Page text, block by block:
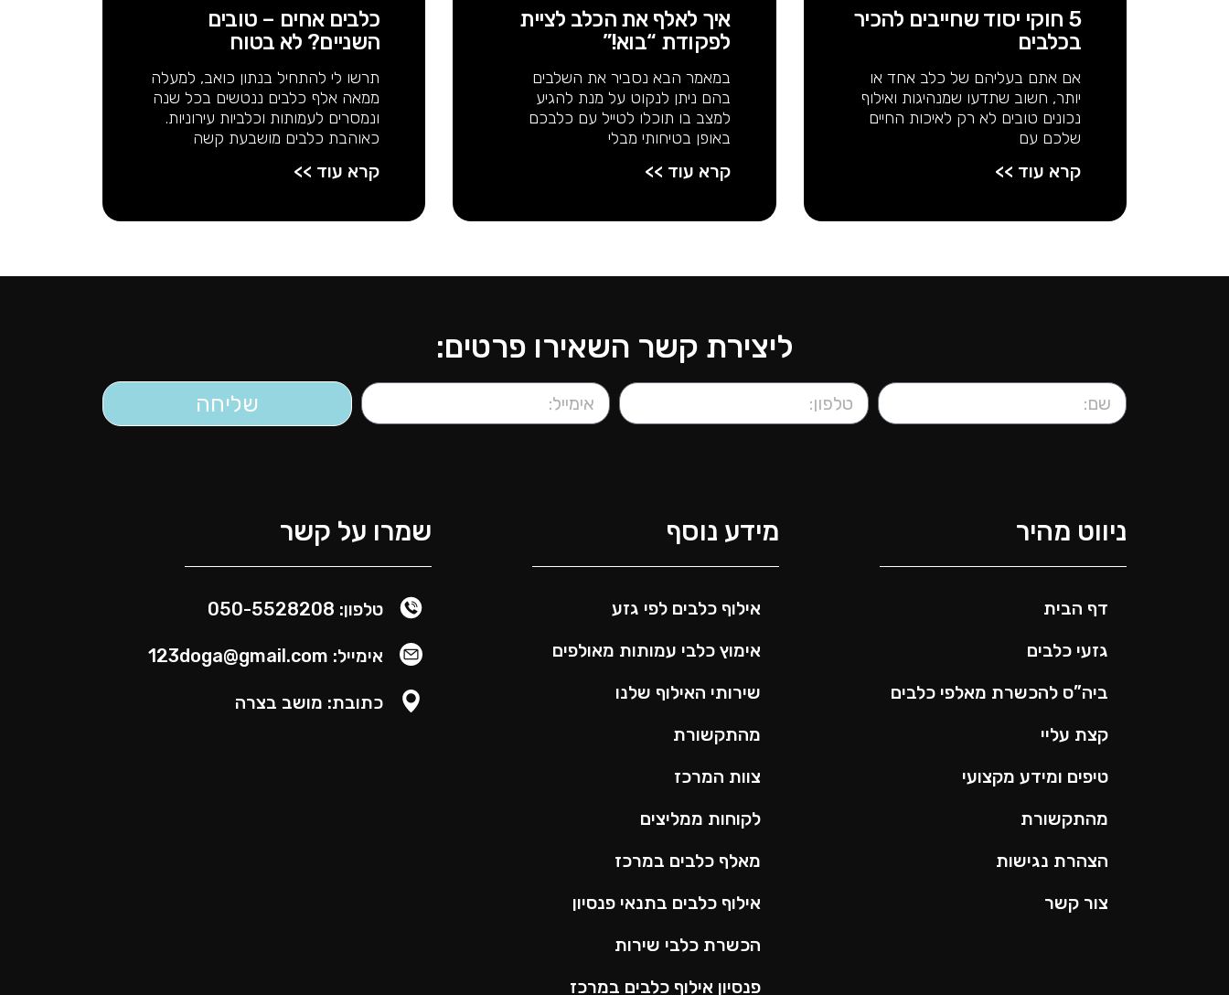
5 חוקי יסוד שחייבים להכיר
בכלבים
אם אתם בעליהם של כלב אחד או
יותר, חשוב שתדעו שמנהיגות ואילוף
נכונים טובים לא רק לאיכות החיים
שלכם עם
קרא עוד >>
איך לאלף את הכלב לציית
לפקודת “בוא!”
במאמר הבא נסביר את השלבים
בהם ניתן לנקוט על מנת להגיע
למצב בו תוכלו לטייל עם כלבכם
באופן בטיחותי מבלי
קרא עוד >>
כלבים אחים – טובים
השניים? לא בטוח
תרשו לי להתחיל בנתון כואב, למעלה
ממאה אלף כלבים ננטשים בכל שנה
ונמסרים לעמותות וכלביות עירוניות.
כאוהבת כלבים מושבעת קשה
קרא עוד >>
ליצירת קשר השאירו פרטים:
שליחה
ניווט מהיר
דף הבית
גזעי כלבים
ביה”ס להכשרת מאלפי כלבים
קצת עליי
טיפים ומידע מקצועי
מהתקשורת
הצהרת נגישות
צור קשר
מידע נוסף
אילוף כלבים לפי גזע
אימוץ כלבי עמותות מאולפים
שירותי האילוף שלנו
מהתקשורת
צוות המרכז
לקוחות ממליצים
מאלף כלבים במרכז
אילוף כלבים בתנאי פנסיון
הכשרת כלבי שירות
פנסיון אילוף כלבים במרכז
שמרו על קשר
טלפון: 050-5528208
אימייל: 123doga@gmail.com
כתובת: מושב בצרה